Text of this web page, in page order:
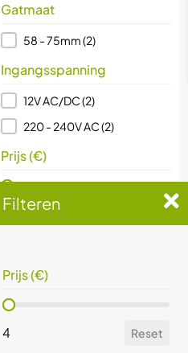
Gatmaat
Gatmaat
58 - 75mm(2)
Ingangsspanning
Ingangsspanning
12V AC/DC(2)
220 - 240V AC(2)
Prijs (€)
Prijs (€)
4
Filteren
Prijs (€)
Prijs (€)
4 Reset